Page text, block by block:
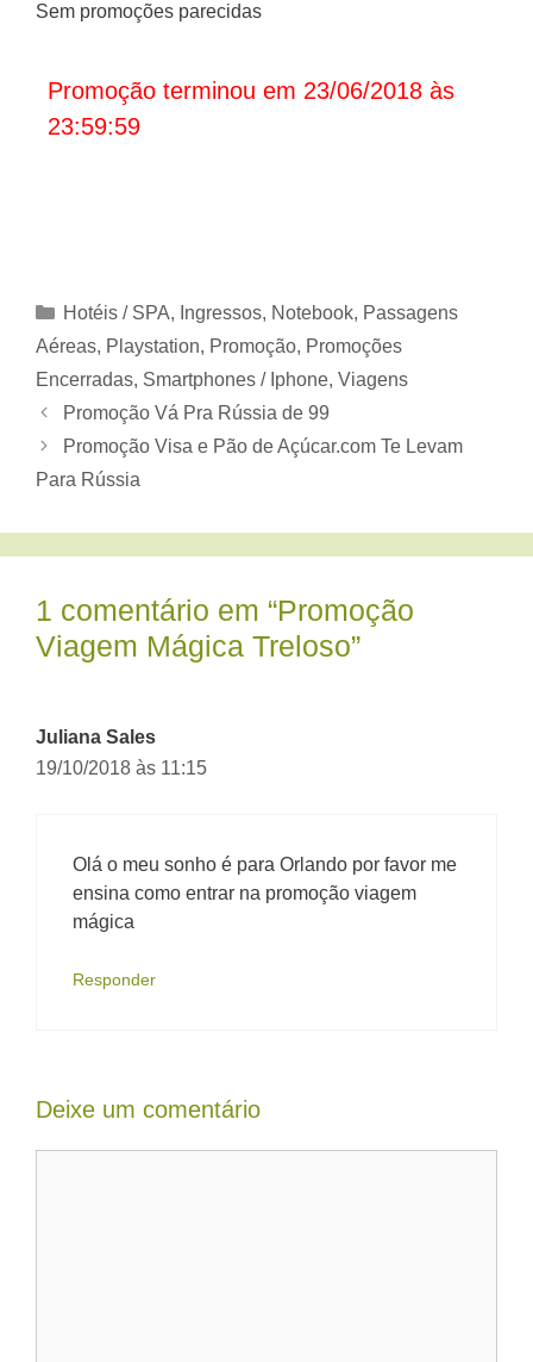
Sem promoções parecidas
Promoção terminou em 23/06/2018 às
23:59:59
Categorias
Hotéis / SPA, Ingressos, Notebook, Passagens
Aéreas, Playstation, Promoção, Promoções
Encerradas, Smartphones / Iphone, Viagens
Promoção Vá Pra Rússia de 99
Promoção Visa e Pão de Açúcar.com Te Levam
Para Rússia
1 comentário em “Promoção
Viagem Mágica Treloso”
Juliana Sales
19/10/2018 às 11:15
Olá o meu sonho é para Orlando por favor me
ensina como entrar na promoção viagem
mágica
Responder
Deixe um comentário